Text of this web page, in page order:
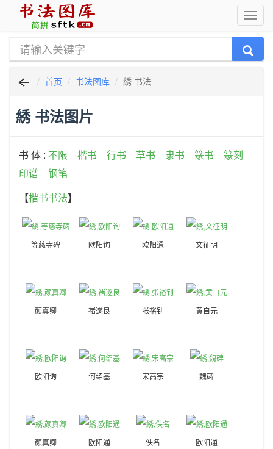
首页 书法图库 綉 书法
綉 书法图片
书 体 : 不限 楷书 行书 草书 隶书 篆书
篆刻
印谱
钢笔
【楷书书法】
等慈寺碑 欧阳询 欧阳通 文征明
颜真卿 褚遂良 张裕钊 黄自元
欧阳询 何绍基 宋高宗 魏碑
颜真卿 欧阳通 佚名 欧阳通